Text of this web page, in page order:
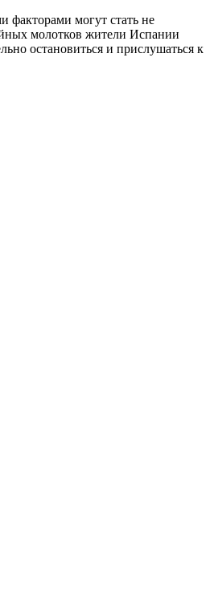
факторами могут стать не
молотков жители Испании
остановиться и прислушаться к